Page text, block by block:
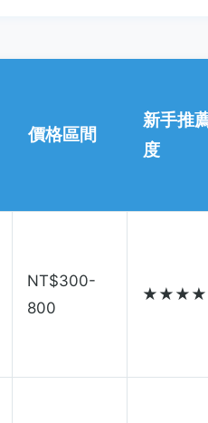
價格區間
新手推
度
NT$300-
800